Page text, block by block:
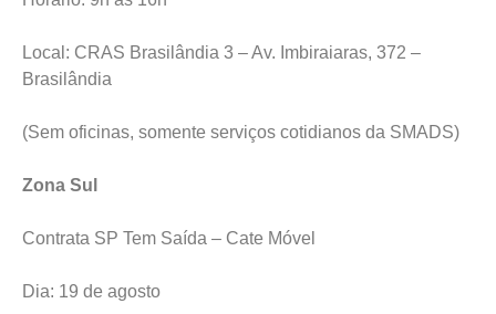
Local: CRAS Brasilândia 3 – Av. Imbiraiaras, 372 –
Brasilândia
(Sem oficinas, somente serviços cotidianos da SMADS)
Zona Sul
Contrata SP Tem Saída – Cate Móvel
Dia: 19 de agosto